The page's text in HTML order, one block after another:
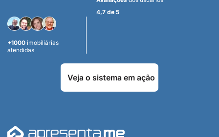
+1000 imobiliárias
atendidas
4,7 de 5
Veja o sistema em ação